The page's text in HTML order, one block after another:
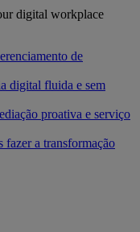
digital workplace
de
digital fluida e sem
proativa e serviço
fazer a transformação